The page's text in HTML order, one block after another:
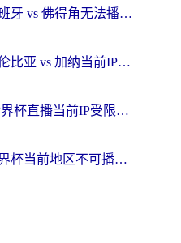
在国外看世界杯西班牙 vs 佛得角无法播放？这篇指南帮你解锁所有中文体育直播
在海外看世界杯哥伦比亚 vs 加纳当前IP受限制？这篇指南帮你流畅看中文解说赛事
在越南看CCTV5世界杯直播当前IP受限制？海外党体育观赛终极指南来了
在日本看央视频世界杯当前地区不可播放？海外党体育观赛终极指南